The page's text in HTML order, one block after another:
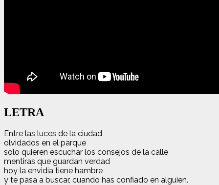
LETRA
Entre las luces de la ciudad
olvidados en el parque
solo quieren escuchar los consejos de la calle
mentiras que guardan verdad
hoy la envidia tiene hambre
y te pasa a buscar, cuando has confiado en alguien.